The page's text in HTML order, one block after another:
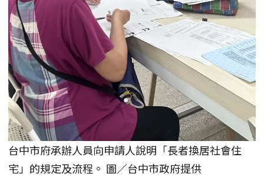
台中市府承辦人員向申請人說明「長者換居社會住
宅」的規定及流程。 圖／台中市政府提供